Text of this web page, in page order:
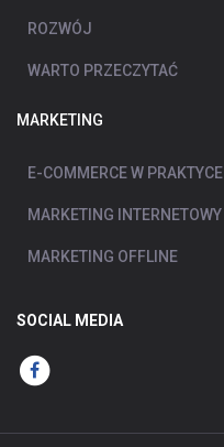
ROZWÓJ
WARTO PRZECZYTAĆ
MARKETING
E-COMMERCE W PRAKTYCE
MARKETING INTERNETOWY
MARKETING OFFLINE
SOCIAL MEDIA